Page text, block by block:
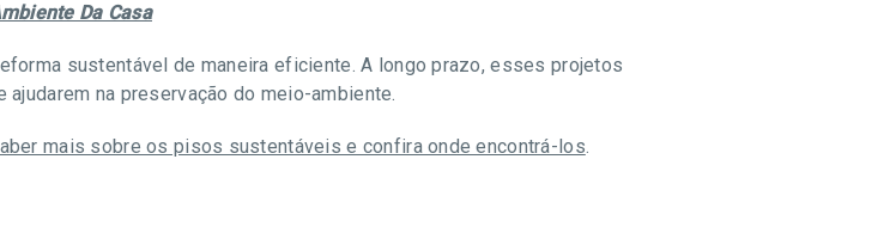
Da Casa
sustentável de maneira eficiente. A longo prazo, esses projetos
na preservação do meio-ambiente.
mais sobre os pisos sustentáveis e confira onde encontrá-los.